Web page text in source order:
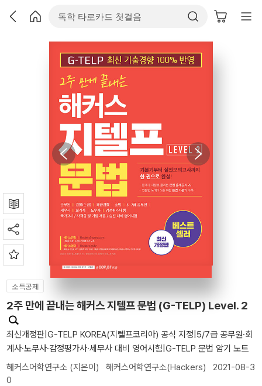
소득공제
2주 만에 끝내는 해커스 지텔프 문법 (G-TELP) Level. 2
최신개정판|G-TELP KOREA(지텔프코리아) 공식 지정|5/7급 공무원·회
계사·노무사·감정평가사·세무사 대비 영어시험|G-TELP 문법 암기 노트
해커스어학연구소 (지은이) 해커스어학연구소(Hackers) 2021-08-3
0